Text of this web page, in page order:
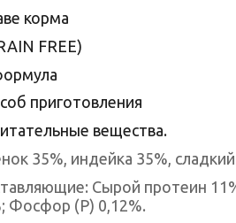
корма
FREE)
приготовления
вещества.
35%, индейка 35%,
Сырой протеин
Фосфор (P) 0,12%.